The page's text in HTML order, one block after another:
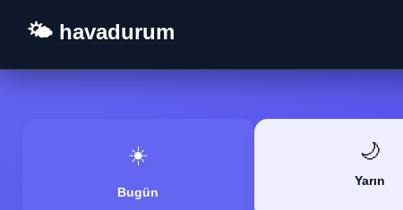
🌤️ havadurum
☀️
Bugün
🌙
Yarın